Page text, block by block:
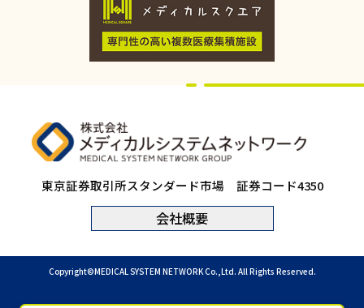
東京証券取引所スタンダード市場 証券コード4350
会社概要
Copyright©︎MEDICAL SYSTEM NETWORK Co.,Ltd. All Rights Reserved.